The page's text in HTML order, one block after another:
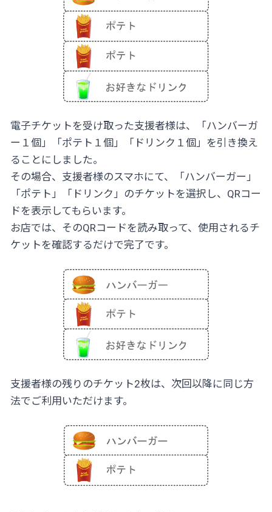
電子チケットを受け取った支援者様は、「ハンバーガ
ー１個」「ポテト１個」「ドリンク１個」を引き換え
ることにしました。
その場合、支援者様のスマホにて、「ハンバーガー」
「ポテト」「ドリンク」のチケットを選択し、QRコー
ドを表示してもらいます。
お店では、そのQRコードを読み取って、使用されるチ
ケットを確認するだけで完了です。
支援者様の残りのチケット2枚は、次回以降に同じ方
法でご利用いただけます。